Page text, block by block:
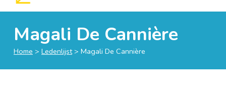
Magali De Cannière
Home > Ledenlijst> Magali De Cannière